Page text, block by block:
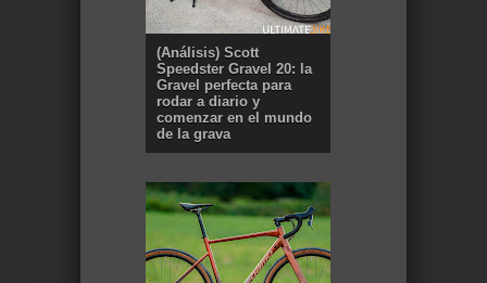
(Análisis) Scott
Speedster Gravel 20: la
Gravel perfecta para
rodar a diario y
comenzar en el mundo
de la grava